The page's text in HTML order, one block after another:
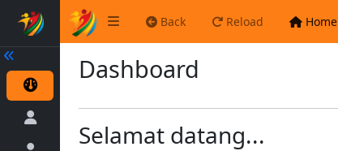
Back Reload Home
Dashboard
Selamat datang...